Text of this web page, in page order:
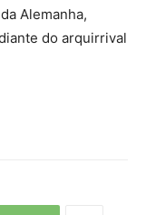
Alemanha,
do arquirrival